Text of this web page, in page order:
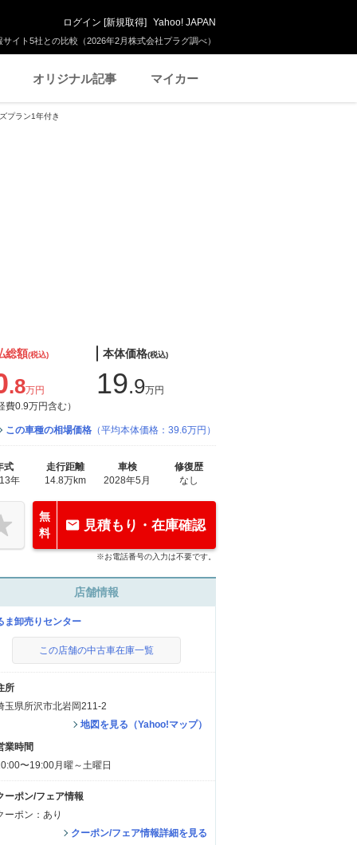
イト5社との比較（2026年2月株式会社プラグ調べ）
ログイン [新規取得] Yahoo! JAPAN
オリジナル記事 マイカー
プラン1年付き
総額(税込)
.8万円
費0.9万円含む）
本体価格(税込)
19.9万円
この車種の相場価格 （平均本体価格：39.6万円）
式
年
走行距離
14.8万km
車検
2028年5月
修復歴
なし
無
料
見積もり・在庫確認
※お電話番号の入力は不要です。
店舗情報
ま卸売りセンター
この店舗の中古車在庫一覧
所
玉県所沢市北岩岡211-2
地図を見る（Yahoo!マップ）
業時間
〜19:00月曜～土曜日
ーポン/フェア情報
ーポン：あり
クーポン/フェア情報詳細を見る